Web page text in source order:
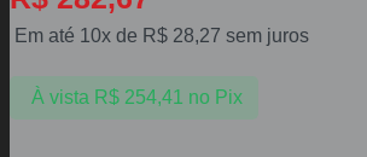
Em até 10x de R$ 28,27 sem juros
À vista R$254,41 no Pix